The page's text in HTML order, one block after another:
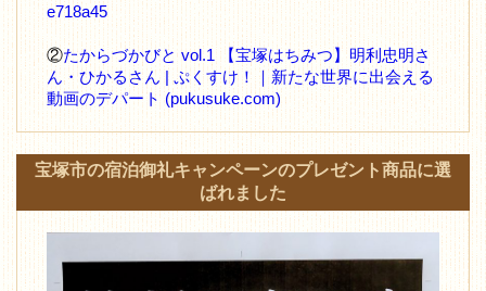
e718a45
②たからづかびと vol.1 【宝塚はちみつ】明利忠明さ
ん・ひかるさん | ぷくすけ！｜新たな世界に出会える
動画のデパート (pukusuke.com)
宝塚市の宿泊御礼キャンペーンのプレゼント商品に選
ばれました